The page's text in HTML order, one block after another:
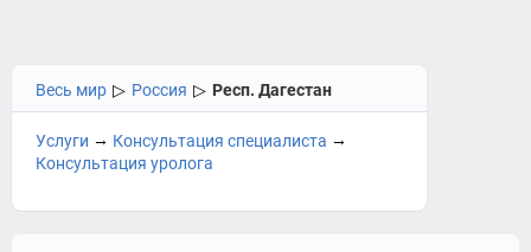
Весь мир ▷ Россия ▷ Респ. Дагестан
Услуги → Консультация специалиста →
Консультация уролога